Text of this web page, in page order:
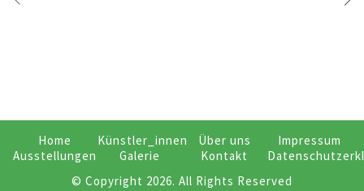
Home
Ausstellungen
Künstler_innen
Galerie
Über uns
Kontakt
Impressum
© Copyright 2026. All Rights Reserved